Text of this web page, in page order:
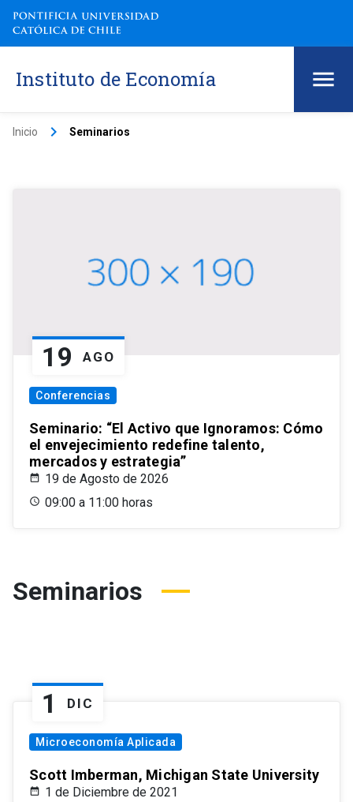
Instituto de Economía
Inicio keyboard_arrow_right Seminarios
19 AGO
Conferencias
Seminario: “El Activo que Ignoramos: Cómo
el envejecimiento redefine talento,
mercados y estrategia”
19 de Agosto de 2026
09:00 a 11:00 horas
Seminarios
1 DIC
Microeconomía Aplicada
Scott Imberman, Michigan State University
1 de Diciembre de 2021